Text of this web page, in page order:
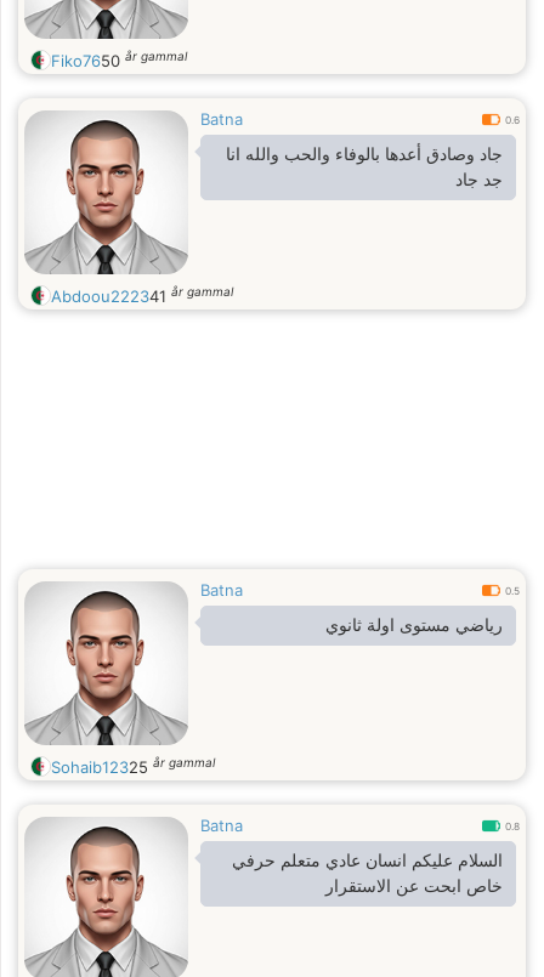
Fiko7650 år gammal
Batna 0.6
جاد وصادق أعدها بالوفاء والحب والله انا
جد جاد
Abdoou222341 år gammal
Batna 0.5
رياضي مستوى اولة ثانوي
Sohaib12325 år gammal
Batna 0.8
السلام عليكم انسان عادي متعلم حرفي
خاص ابحت عن الاستقرار